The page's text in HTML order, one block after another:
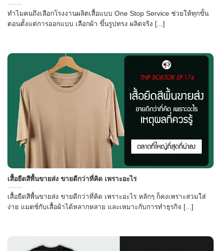
ทำไมคนถึงเลือกโรงงานผลิตเสื้อแบบ One Stop Service ช่วยให้ทุกขั้น
ตอนตั้งแต่การออกแบบ เลือกผ้า ขึ้นรูปทรง ผลิตจริง [...]
เสื้อยืดสีพื้นขายส่ง ขายดีกว่าที่คิด เพราะอะไร
เสื้อยืดสีพื้นขายส่ง ขายดีกว่าที่คิด เพราะอะไร หลักๆ ก็คงเพราะสวมใส่
ง่าย แมตช์กับเสื้อผ้าได้หลากหลาย และเหมาะกับการทำธุรกิจ [...]